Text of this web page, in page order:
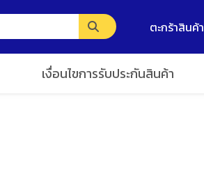
ตะกร้าสินค้า
เงื่อนไขการรับประกันสินค้า